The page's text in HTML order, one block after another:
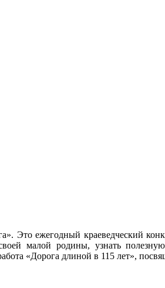
Это ежегодный краеведческий
малой родины, узнать
«Дорога длиной в 115 лет»,